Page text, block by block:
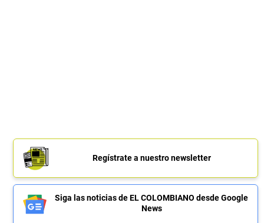
Regístrate a nuestro newsletter
Siga las noticias de EL COLOMBIANO desde Google
News